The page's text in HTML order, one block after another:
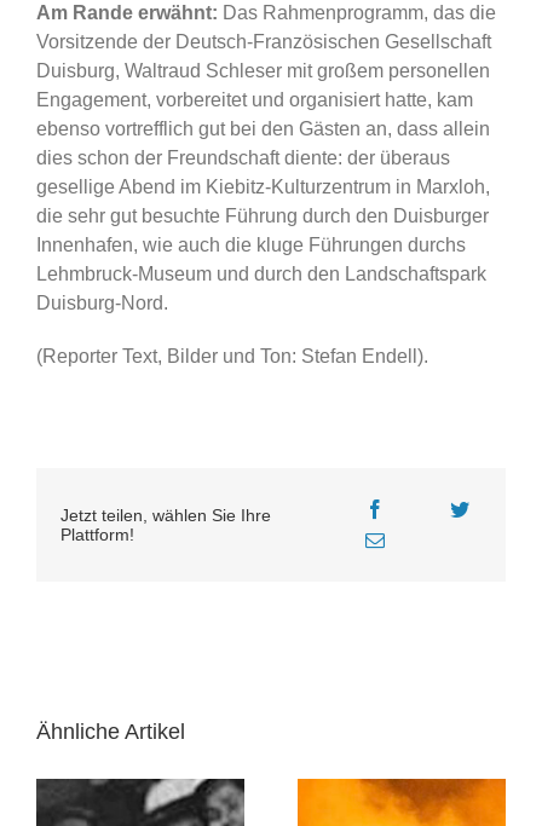
Am Rande erwähnt: Das Rahmenprogramm, das die
Vorsitzende der Deutsch-Französischen Gesellschaft
Duisburg, Waltraud Schleser mit großem personellen
Engagement, vorbereitet und organisiert hatte, kam
ebenso vortrefflich gut bei den Gästen an, dass allein
dies schon der Freundschaft diente: der überaus
gesellige Abend im Kiebitz-Kulturzentrum in Marxloh,
die sehr gut besuchte Führung durch den Duisburger
Innenhafen, wie auch die kluge Führungen durchs
Lehmbruck-Museum und durch den Landschaftspark
Duisburg-Nord.
(Reporter Text, Bilder und Ton: Stefan Endell).
Jetzt teilen, wählen Sie Ihre
Plattform!
Ähnliche Artikel